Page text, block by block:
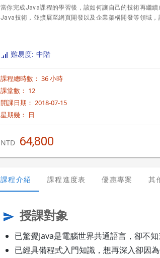
當你完成Java課程的學習後，該如何讓自己的技術再繼
Java技術，並擴展至網頁開發以及企業架構開發等領域，
難易度: 中階
課程總時數： 36 小時
課堂數： 12
開課日期： 2018-07-15
星期幾： 日
NTD 64,800
課程介紹 課程進度表 優惠專案 其
send 授課對象
已驚覺Java是電腦世界共通語言，卻不
已經具備程式入門知識，想再深入卻因